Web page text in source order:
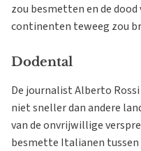
zou besmetten en de
continenten teweeg zou
Dodental
De journalist Alberto
niet sneller dan andere
van de onvrijwillige
besmette Italianen tussen